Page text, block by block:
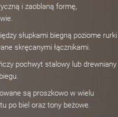
i zaoblaną formę,
słupkami biegną poziome rurki
skręcanymi łącznikami.
pochwyt stalowy lub drewniany
są proszkowo w wielu
po biel oraz tony beżowe.